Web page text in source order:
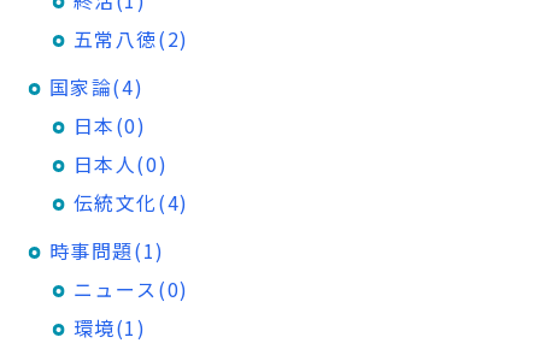
五常八徳(2)
国家論(4)
日本(0)
日本人(0)
伝統文化(4)
時事問題(1)
ニュース(0)
環境(1)